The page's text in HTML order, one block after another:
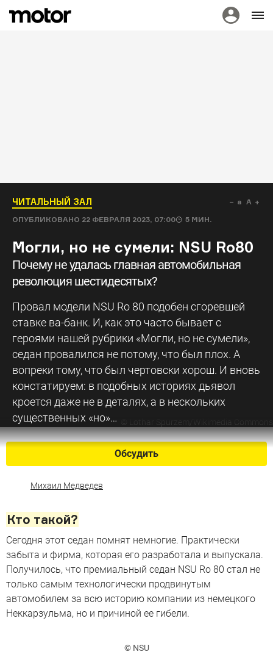
ЧИТАЛЬНЫЙ ЗАЛ
ОПУБЛИКОВАНО 22 ФЕВРАЛЯ 2023, 07:00 5 МИН.
a A
Могли, но не сумели: NSU Ro80
Почему не удалась главная автомобильная
революция шестидесятых?
Провал модели NSU Ro 80 подобен сгоревшей
ставке ва-банк. И, как это часто бывает с
героями нашей рубрики «Могли, но не сумели»,
седан провалился не потому, что был плох. А
вопреки тому, что был чертовски хорош. И вновь
констатируем: в подобных историях дьявол
кроется даже не в деталях, а в нескольких
существенных «но»…
© Lothar Spurzem/Wikimedia Commons
Обсудить
Михаил Медведев
Кто такой?
Сегодня этот седан помнят немногие. Практически
забыта и фирма, которая его разработала и выпускала.
Получилось, что премиальный седан NSU Ro 80 стал не
только самым технологически продвинутым
автомобилем за всю историю компании из немецкого
Неккарзульма, но и причиной ее гибели.
© NSU